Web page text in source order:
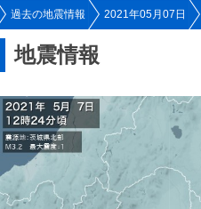
過去の地震情報 2021年05月07日
地震情報